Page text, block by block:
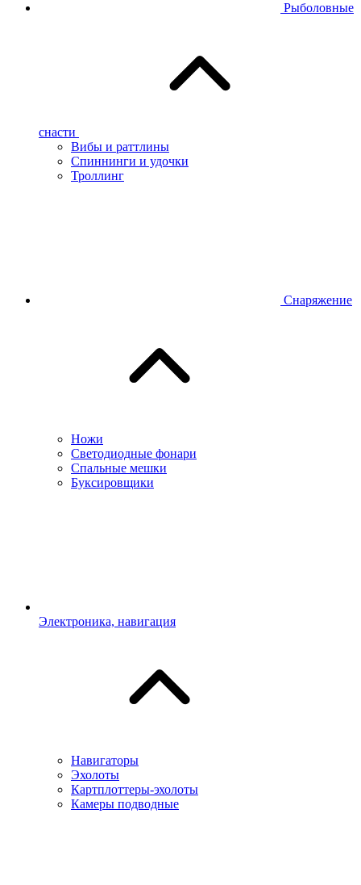
Рыболовные
снасти
Вибы и раттлины
Спиннинги и удочки
Троллинг
Снаряжение
Ножи
Светодиодные фонари
Спальные мешки
Буксировщики
Электроника, навигация
Навигаторы
Эхолоты
Картплоттеры-эхолоты
Камеры подводные